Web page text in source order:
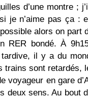
d’une montre ;
je n’aime pas ça :
alors on part
RER bondé. À
tardive, il y a du
trains sont retardés,
voyageur en gare
deux sens. Au bout